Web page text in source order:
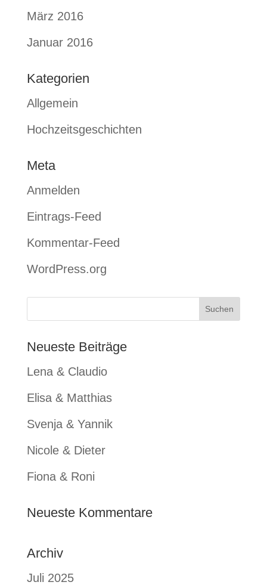
März 2016
Januar 2016
Kategorien
Allgemein
Hochzeitsgeschichten
Meta
Anmelden
Eintrags-Feed
Kommentar-Feed
WordPress.org
Neueste Beiträge
Lena & Claudio
Elisa & Matthias
Svenja & Yannik
Nicole & Dieter
Fiona & Roni
Neueste Kommentare
Archiv
Juli 2025